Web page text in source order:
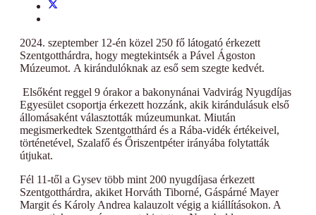
2024. szeptember 12-én közel 250 fő látogató érkezett
Szentgotthárdra, hogy megtekintsék a Pável Ágoston
Múzeumot. A kirándulóknak az eső sem szegte kedvét.
Elsőként reggel 9 órakor a bakonynánai Vadvirág Nyugdíjas
Egyesület csoportja érkezett hozzánk, akik kirándulásuk első
állomásaként választották múzeumunkat. Miután
megismerkedtek Szentgotthárd és a Rába-vidék értékeivel,
történetével, Szalafő és Őriszentpéter irányába folytatták
útjukat.
Fél 11-től a Gysev több mint 200 nyugdíjasa érkezett
Szentgotthárdra, akiket Horváth Tiborné, Gáspárné Mayer
Margit és Károly Andrea kalauzolt végig a kiállításokon. A